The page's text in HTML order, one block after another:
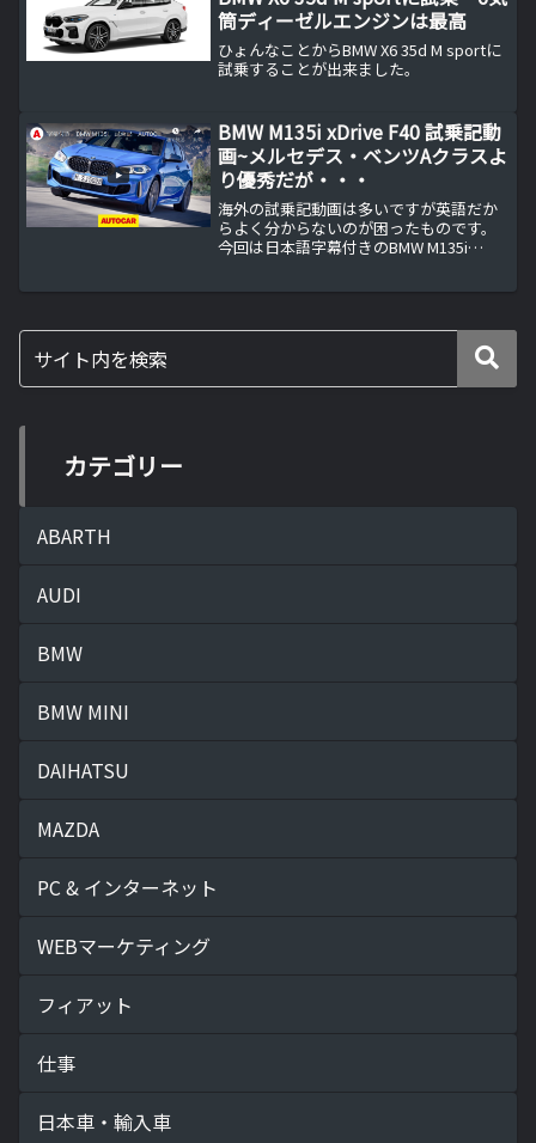
筒ディーゼルエンジンは最高
ひょんなことからBMW X6 35d M sportに
試乗することが出来ました。
BMW M135i xDrive F40 試乗記動
画~メルセデス・ベンツAクラスよ
り優秀だが・・・
海外の試乗記動画は多いですが英語だか
らよく分からないのが困ったものです。
今回は日本語字幕付きのBMW M135i
カテゴリー
ABARTH
AUDI
BMW
BMW MINI
DAIHATSU
MAZDA
PC & インターネット
WEBマーケティング
フィアット
仕事
日本車・輸入車